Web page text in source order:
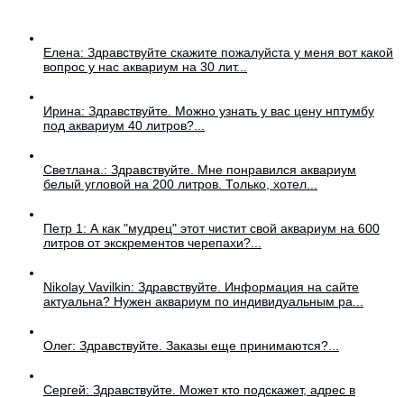
Елена: Здравствуйте скажите пожалуйста у меня вот какой
вопрос у нас аквариум на 30 лит...
Ирина: Здравствуйте. Можно узнать у вас цену нптумбу
под аквариум 40 литров?...
Светлана.: Здравствуйте. Мне понравился аквариум
белый угловой на 200 литров. Только, хотел...
Петр 1: А как "мудрец" этот чистит свой аквариум на 600
литров от экскрементов черепахи?...
Nikolay Vavilkin: Здравствуйте. Информация на сайте
актуальна? Нужен аквариум по индивидуальным ра...
Олег: Здравствуйте. Заказы еще принимаются?...
Сергей: Здравствуйте. Может кто подскажет, адрес в